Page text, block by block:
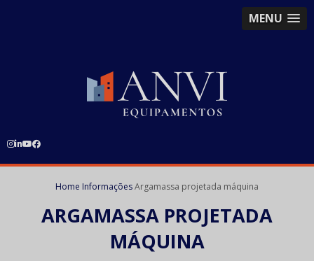
MENU
Home InformaçõesArgamassa projetada máquina
ARGAMASSA PROJETADA
MÁQUINA